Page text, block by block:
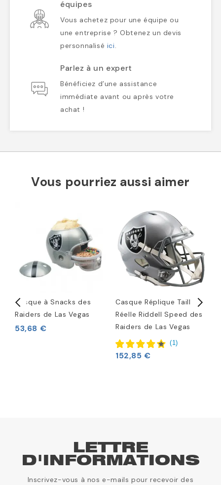
équipes
Vous achetez pour une équipe ou
une entreprise ? Obtenez un devis
personnalisé ici.
Parlez à un expert
Bénéficiez d’une assistance
immédiate avant ou après votre
achat !
Vous pourriez aussi aimer
Casque à Snacks des
Raiders de Las Vegas
53,68 €
Casque Réplique Taille
Réelle Riddell Speed des
Raiders de Las Vegas
(1)
152,85 €
LETTRE
D'INFORMATIONS
Inscrivez-vous à nos e-mails pour recevoir des